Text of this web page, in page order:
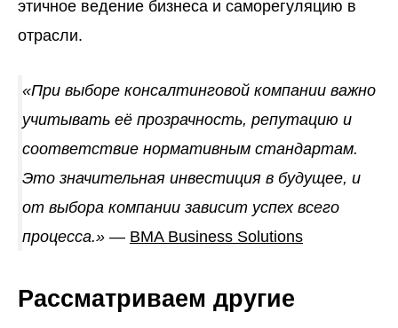
этичное ведение бизнеса и саморегуляцию в
отрасли.
«При выборе консалтинговой компании важно
учитывать её прозрачность, репутацию и
соответствие нормативным стандартам.
Это значительная инвестиция в будущее, и
от выбора компании зависит успех всего
процесса.» — BMA Business Solutions
Рассматриваем другие